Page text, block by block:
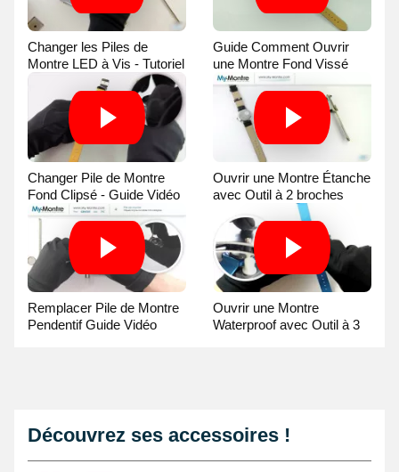
Changer les Piles de
Montre LED à Vis - Tutoriel
Vidéo
Guide Comment Ouvrir
une Montre Fond Vissé
avec une Balle
Changer Pile de Montre
Fond Clipsé - Guide Vidéo
Ouvrir une Montre Étanche
avec Outil à 2 broches
Remplacer Pile de Montre
Pendentif Guide Vidéo
Ouvrir une Montre
Waterproof avec Outil à 3
Découvrez ses accessoires !